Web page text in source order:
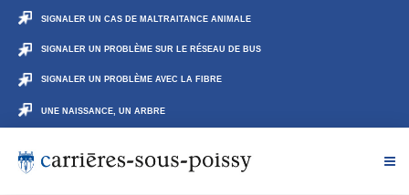
SIGNALER UN CAS DE MALTRAITANCE ANIMALE
SIGNALER UN PROBLÈME SUR LE RÉSEAU DE BUS
SIGNALER UN PROBLÈME AVEC LA FIBRE
UNE NAISSANCE, UN ARBRE